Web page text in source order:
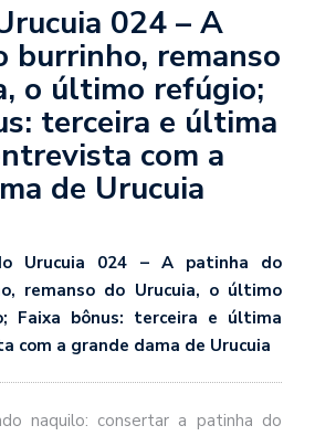
024 – A
burrinho, remanso
o último refúgio;
terceira e última
com a
de Urucuia
Urucuia 024 – A patinha do
remanso do Urucuia, o último
Faixa bônus: terceira e última
com a grande dama de Urucuia
naquilo: consertar a patinha do